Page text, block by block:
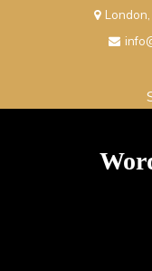
London,